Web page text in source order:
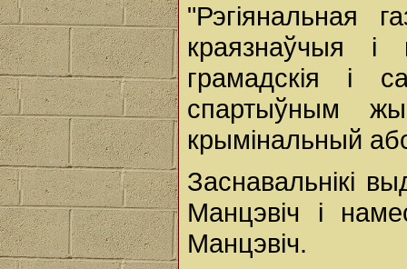
"Рэгіянальная
краязнаўчыя
грамадскія і
спартыўным
крымінальный
Заснавальнікі
Манцэвіч і
Манцэвіч.